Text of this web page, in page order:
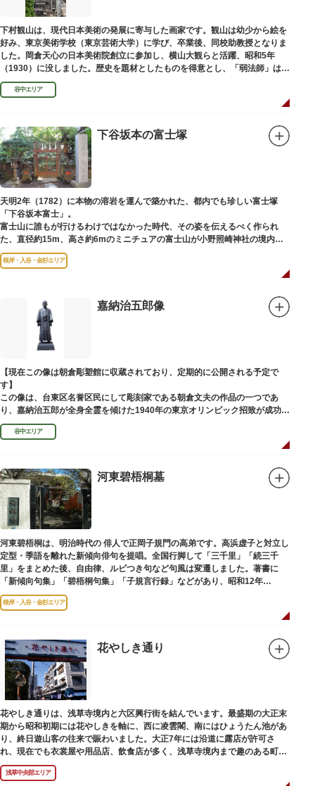
下村観山は、現代日本美術の発展に寄与した画家です。観山は幼少から絵を
好み、東京美術学校（東京芸術大学）に学び、卒業後、同校助教授となりま
した。岡倉天心の日本美術院創立に参加し、横山大観らと活躍、昭和5年
（1930）に没しました。歴史を題材としたものを得意とし、「弱法師」は代
表作です。お墓は安立寺（あんりゅうじ）にあります。
谷中エリア
下谷坂本の富士塚
天明2年（1782）に本物の溶岩を運んで築かれた、都内でも珍しい富士塚
「下谷坂本富士」。
富士山に誰もが行けるわけではなかった時代、その姿を伝えるべく作られ
た、直径約15m、高さ約6mのミニチュアの富士山が小野照崎神社の境内に
あります。
一合目から順に十合目まで記されており、南無妙法と書かれた石碑や修験道
形民俗文化財に指定されています。
富士山に合わせて、お山開きが行われ、6月30日と1日には富士塚に登ること
ができます。
【Twitter】https://twitter.com/onoterupr
根岸・入谷・金杉エリア
嘉納治五郎像
【現在この像は朝倉彫塑館に収蔵されており、定期的に公開される予定で
す】
この像は、台東区名誉区民にして彫刻家である朝倉文夫の作品の一つであ
り、嘉納治五郎が全身全霊を傾けた1940年の東京オリンピック招致が成功
（のちに返上）した、1936年に制作されました。
朝倉文夫は、1907～1910年ころに嘉納と知り合ったと推察されます。その
後も縁があり、嘉納の人柄や骨格などを熟知していた朝倉は、嘉納の海外出
ポーズは、嘉納の柔道家としての「不動の姿勢」を意識したと思われます。
谷中エリア
河東碧梧桐墓
河東碧梧桐は、明治時代の 俳人で正岡子規門の高弟です。高浜虚子と対立し
定型・季語を離れた新傾向俳句を提唱。全国行脚して「三千里」「続三千
里」をまとめた後、自由律、ルビつき句など句風は変遷しました。著書に
「新傾向句集」「碧梧桐句集」「子規言行録」などがあり、昭和12年
（1937）に没し、お墓は梅林寺（ばいりんじ）にあります。
根岸・入谷・金杉エリア
花やしき通り
花やしき通りは、浅草寺境内と六区興行街を結んでいます。最盛期の大正末
期から昭和初期には花やしきを軸に、西に凌雲閣、南にはひょうたん池があ
り、終日遊山客の往来で賑わいました。大正7年には沿道に露店が許可さ
れ、現在でも衣裳屋や用品店、飲食店が多く、浅草寺境内まで趣のある町並
みが続いています。
浅草中央部エリア